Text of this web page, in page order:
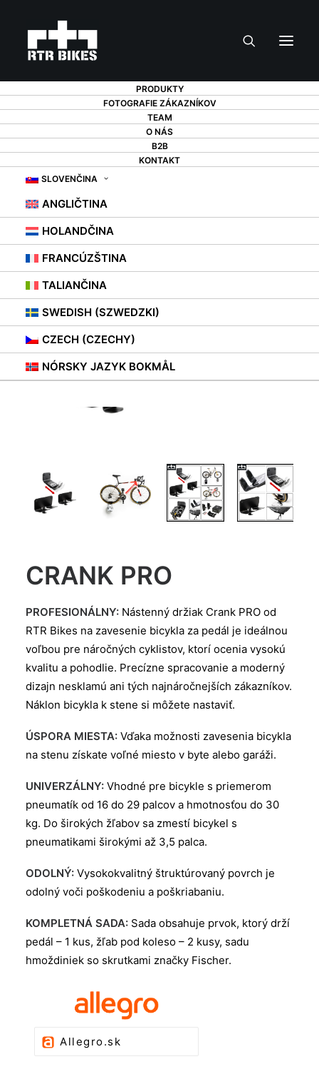
PRODUKTY
FOTOGRAFIE ZÁKAZNÍKOV
TEAM
O NÁS
B2B
KONTAKT
SLOVENČINA
ANGLIČTINA
HOLANDČINA
FRANCÚZŠTINA
TALIANČINA
SWEDISH (SZWEDZKI)
CZECH (CZECHY)
NÓRSKY JAZYK BOKMÅL
CRANK PRO
PROFESIONÁLNY: Nástenný držiak Crank PRO od
RTR Bikes na zavesenie bicykla za pedál je ideálnou
voľbou pre náročných cyklistov, ktorí ocenia vysokú
kvalitu a pohodlie. Precízne spracovanie a moderný
dizajn nesklamú ani tých najnáročnejších zákazníkov.
Náklon bicykla k stene si môžete nastaviť.
ÚSPORA MIESTA: Vďaka možnosti zavesenia bicykla
na stenu získate voľné miesto v byte alebo garáži.
UNIVERZÁLNY: Vhodné pre bicykle s priemerom
pneumatík od 16 do 29 palcov a hmotnosťou do 30
kg. Do širokých žľabov sa zmestí bicykel s
pneumatikami širokými až 3,5 palca.
ODOLNÝ: Vysokokvalitný štruktúrovaný povrch je
odolný voči poškodeniu a poškriabaniu.
KOMPLETNÁ SADA: Sada obsahuje prvok, ktorý drží
pedál – 1 kus, žľab pod koleso – 2 kusy, sadu
hmoždiniek so skrutkami značky Fischer.
Allegro.sk